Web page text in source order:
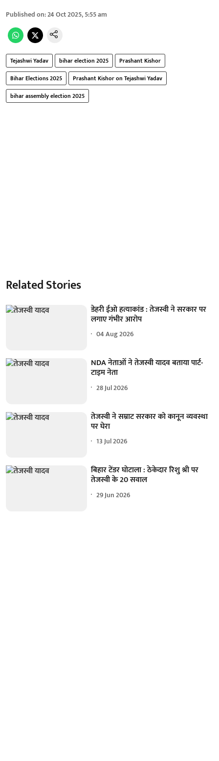
Published on:24 Oct 2025, 5:55 am
Tejashwi Yadav bihar election 2025
Prashant Kishor
Bihar Elections 2025
Prashant Kishor on Tejashwi Yadav
bihar assembly election 2025
Related Stories
डेहरी ईओ हत्याकांड : तेजस्वी ने सरकार पर
लगाए गंभीर आरोप
04 Aug 2026
NDA नेताओं ने तेजस्वी यादव बताया पार्ट-
टाइम नेता
28 Jul 2026
तेजस्वी ने सम्राट सरकार को कानून व्यवस्था
पर घेरा
13 Jul 2026
बिहार टेंडर घोटाला : ठेकेदार रिशु श्री पर
तेजस्वी के 20 सवाल
29 Jun 2026